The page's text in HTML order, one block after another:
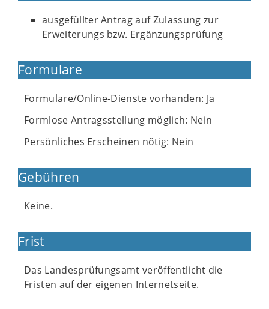
ausgefüllter Antrag auf Zulassung zur
Erweiterungs bzw. Ergänzungsprüfung
Formulare
Formulare/Online-Dienste vorhanden: Ja
Formlose Antragsstellung möglich: Nein
Persönliches Erscheinen nötig: Nein
Gebühren
Keine.
Frist
Das Landesprüfungsamt veröffentlicht die
Fristen auf der eigenen Internetseite.